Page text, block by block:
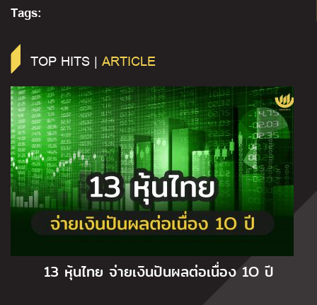
Tags:
TOP HITS | ARTICLE
13 หุ้นไทย จ่ายเงินปันผลต่อเนื่อง 1O ปี